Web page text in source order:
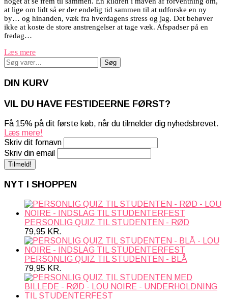
at lige om lidt så er der endelig tid sammen til at udforske en ny
by… og hinanden, væk fra hverdagens stress og jag. Det behøver
ikke at koste de store anstrengelser at tage væk. Afspadser på en
fredag…
Læs mere
Søg
efter:
Søg
DIN KURV
VIL DU HAVE FESTIDEERNE FØRST?
Få 15% på dit første køb, når du tilmelder dig nyhedsbrevet.
Læs mere!
Skriv dit fornavn
Skriv din email
NYT I SHOPPEN
PERSONLIG QUIZ TIL STUDENTEN - RØD
79,95 KR.
PERSONLIG QUIZ TIL STUDENTEN - BLÅ
79,95 KR.